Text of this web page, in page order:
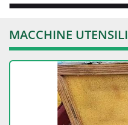
MACCHINE UTENSILI